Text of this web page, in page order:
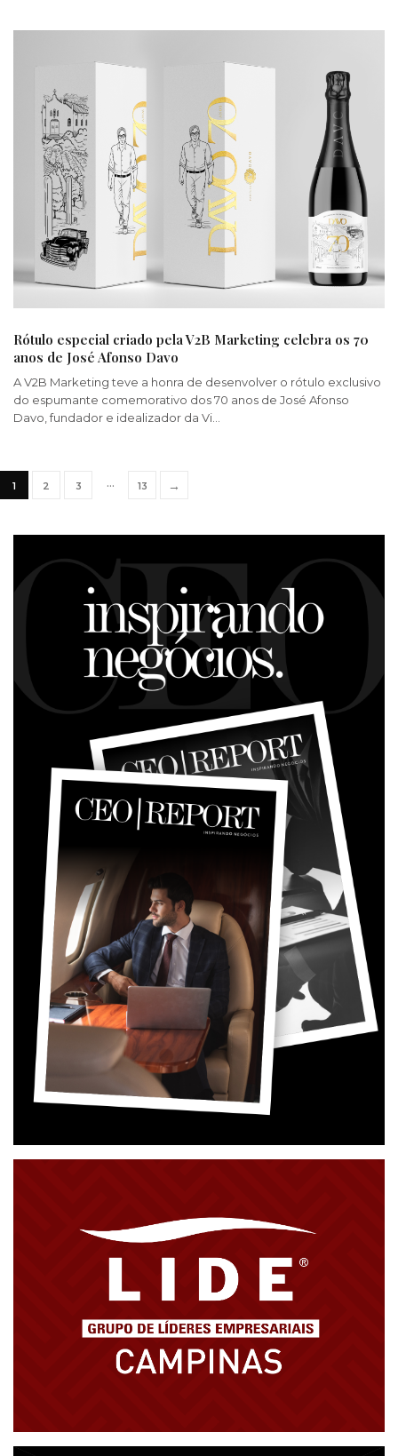
Rótulo especial criado pela V2B Marketing celebra os 70
anos de José Afonso Davo
A V2B Marketing teve a honra de desenvolver o rótulo exclusivo
do espumante comemorativo dos 70 anos de José Afonso
Davo, fundador e idealizador da Vi…
1 2 3 … 13 →